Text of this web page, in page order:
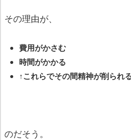
その理由が、
費用がかさむ
時間がかかる
↑これらでその間精神が削られ
のだそう。